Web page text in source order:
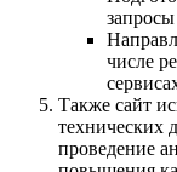
запросы
числе
Также сайт
технических
проведение